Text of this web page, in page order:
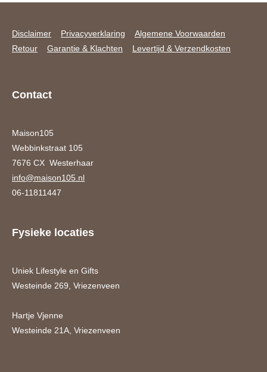
Disclaimer Privacyverklaring
Algemene Voorwaarden
Retour
Garantie & Klachten Levertijd & Verzendkosten
Contact
Maison105
Webbinkstraat 105
7676 CX Westerhaar
info@maison105.nl
06-11811447
Fysieke locaties
Uniek Lifestyle en Gifts
Westeinde 269, Vriezenveen
Hartje Vjenne
Westeinde 21A, Vriezenveen